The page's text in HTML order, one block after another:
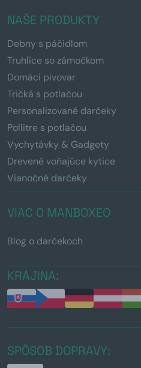
NAŠE PRODUKTY
Debny s páčidlom
Truhlice so zámočkom
Domáci pivovar
Tričká s potlačou
Personalizované darčeky
Pollitre s potlačou
Vychytávky & Gadgety
Drevené voňajúce kytice
Vianočné darčeky
VIAC O MANBOXEO
Blog o darčekoch
KRAJINA:
SPÔSOB DOPRAVY: